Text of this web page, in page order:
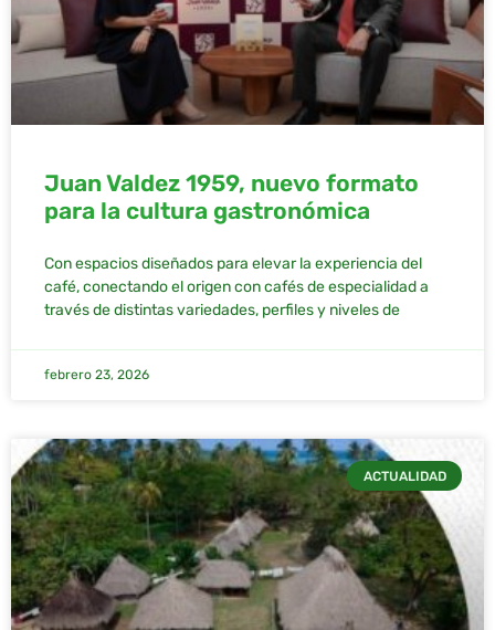
Juan Valdez 1959, nuevo formato
para la cultura gastronómica
Con espacios diseñados para elevar la experiencia del
café, conectando el origen con cafés de especialidad a
través de distintas variedades, perfiles y niveles de
febrero 23, 2026
ACTUALIDAD